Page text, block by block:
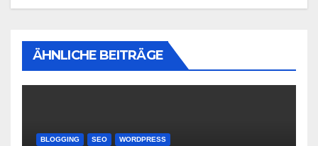
ÄHNLICHE BEITRÄGE
BLOGGING SEO WORDPRESS